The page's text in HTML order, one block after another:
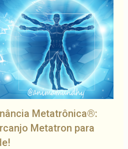
Metatrônica®:
Metatron para